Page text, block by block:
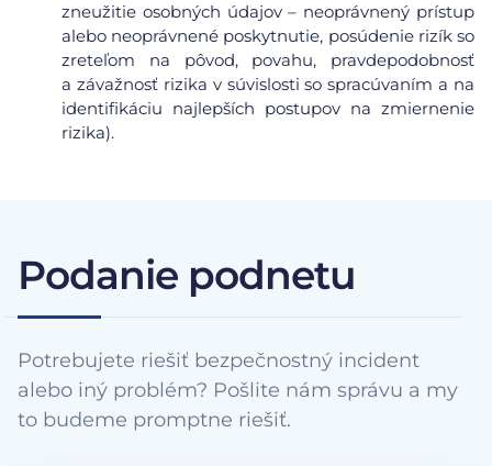
zneužitie osobných údajov – neoprávnený prístup
alebo neoprávnené poskytnutie, posúdenie rizík so
zreteľom na pôvod, povahu, pravdepodobnosť
a závažnosť rizika v súvislosti so spracúvaním a na
identifikáciu najlepších postupov na zmiernenie
rizika).
Podanie podnetu
Potrebujete riešiť bezpečnostný incident
alebo iný problém? Pošlite nám správu a my
to budeme promptne riešiť.